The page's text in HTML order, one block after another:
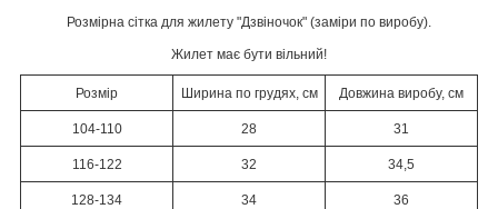
Розмірна сітка для жилету "Дзвіночок" (заміри по виробу).
Жилет має бути вільний!
Розмір Ширина по грудях, см Довжина виробу, см
104-110 28 31
116-122 32 34,5
128-134 34 36